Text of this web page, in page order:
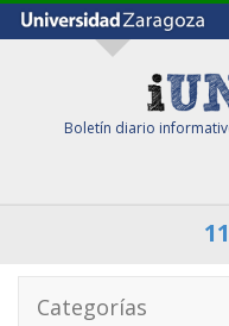
Boletín diario
Categorías